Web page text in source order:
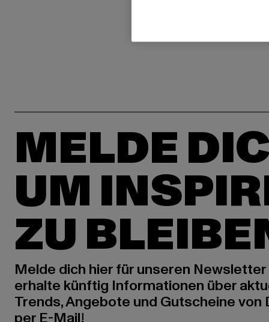
MELDE
UM
ZU
Melde dich hier für unseren Newsletter
erhalte künftig Informationen über
Trends, Angebote und Gutscheine von